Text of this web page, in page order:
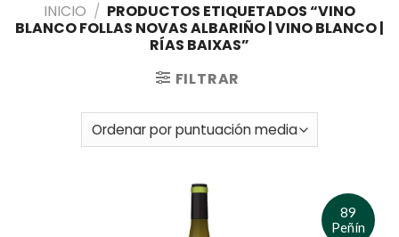
INICIO / PRODUCTOS ETIQUETADOS “VINO
BLANCO FOLLAS NOVAS ALBARIÑO | VINO BLANCO |
RÍAS BAIXAS”
FILTRAR
89
Peñín